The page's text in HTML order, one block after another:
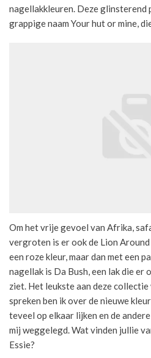
nagellakkleuren. Deze glinsterend
grappige naam Your hut or mine,
Om het vrije gevoel van Afrika,
vergroten is er ook de Lion
een roze kleur, maar dan met een
nagellak is Da Bush, een lak die
ziet. Het leukste aan deze collectie
spreken ben ik over de nieuwe
teveel op elkaar lijken en de
mij weggelegd. Wat vinden jullie
Essie?